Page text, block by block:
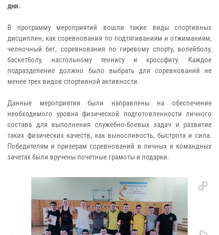
дни.
В программу мероприятий вошли такие виды спортивных
дисциплин, как соревнования по подтягиваниям и отжиманиям,
челночный бег, соревнования по гиревому спорту, волейболу,
баскетболу, настольному теннису и кроссфиту. Каждое
подразделение должно было выбрать для соревнований не
менее трех видов спортивной активности.
Данные мероприятия были направлены на обеспечение
необходимого уровня физической подготовленности личного
состава для выполнения служебно-боевых задач и развитие
таких физических качеств, как выносливость, быстрота и сила.
Победителям и призерам соревнований в личных и командных
зачетах были вручены почетные грамоты и подарки.